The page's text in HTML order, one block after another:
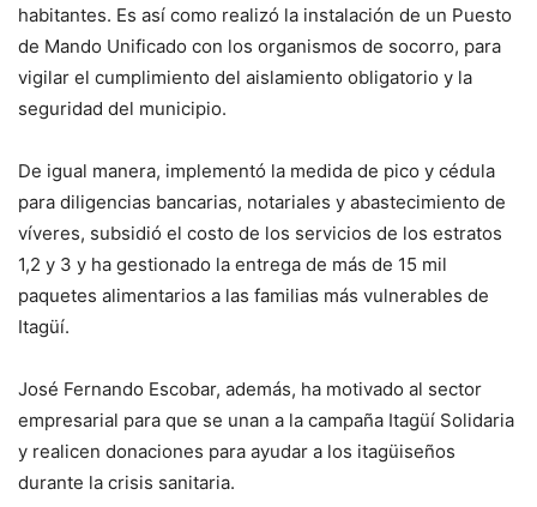
habitantes. Es así como realizó la instalación de un Puesto
de Mando Unificado con los organismos de socorro, para
vigilar el cumplimiento del aislamiento obligatorio y la
seguridad del municipio.
De igual manera, implementó la medida de pico y cédula
para diligencias bancarias, notariales y abastecimiento de
víveres, subsidió el costo de los servicios de los estratos
1,2 y 3 y ha gestionado la entrega de más de 15 mil
paquetes alimentarios a las familias más vulnerables de
Itagüí.
José Fernando Escobar, además, ha motivado al sector
empresarial para que se unan a la campaña Itagüí Solidaria
y realicen donaciones para ayudar a los itagüiseños
durante la crisis sanitaria.